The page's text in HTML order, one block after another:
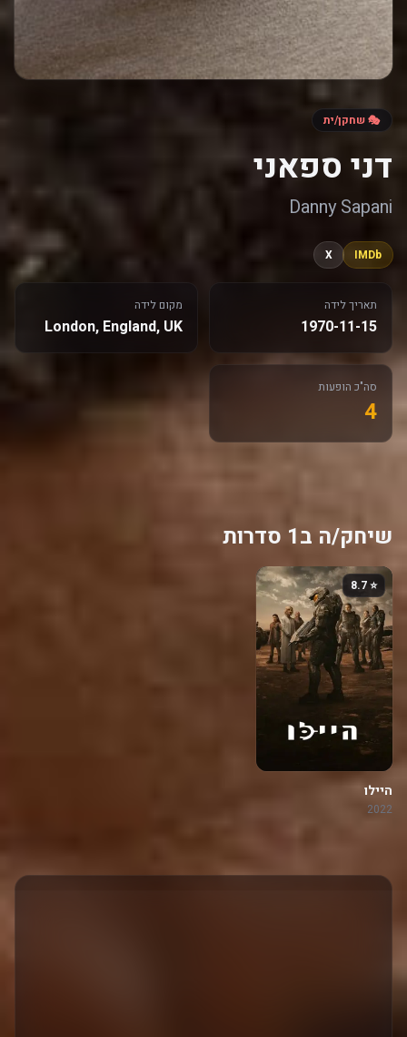
🎭 שחקן/ית
דני ספאני
Danny Sapani
IMDb
X
תאריך לידה
1970-11-15
מקום לידה
London, England, UK
סה"כ הופעות
4
שיחק/ה ב1 סדרות
⭐ 8.7
היילו
2022